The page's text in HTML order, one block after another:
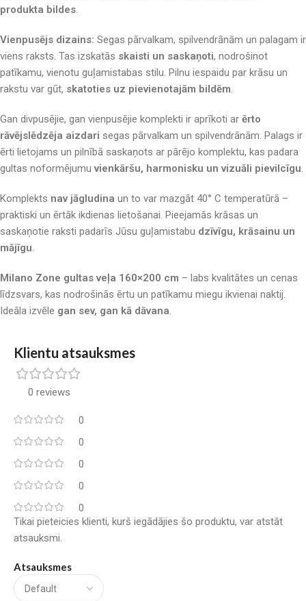
produkta bildes.
Vienpusējs dizains: Segas pārvalkam, spilvendrānām un palagam ir
viens raksts. Tas izskatās skaisti un saskaņoti, nodrošinot
patīkamu, vienotu guļamistabas stilu. Pilnu iespaidu par krāsu un
rakstu var gūt, skatoties uz pievienotajām bildēm.
Gan divpusējie, gan vienpusējie komplekti ir aprīkoti ar ērto
rāvējslēdzēja aizdari segas pārvalkam un spilvendrānām. Palags ir
ērti lietojams un pilnībā saskaņots ar pārējo komplektu, kas padara
gultas noformējumu vienkāršu, harmonisku un vizuāli pievilcīgu.
Komplekts nav jāgludina un to var mazgāt 40° C temperatūrā –
praktiski un ērtāk ikdienas lietošanai. Pieejamās krāsas un
saskaņotie raksti padarīs Jūsu guļamistabu dzīvīgu, krāsainu un
mājīgu.
Milano Zone gultas veļa 160×200 cm – labs kvalitātes un cenas
līdzsvars, kas nodrošinās ērtu un patīkamu miegu ikvienai naktij.
Ideāla izvēle gan sev, gan kā dāvana.
Klientu atsauksmes
0 reviews
0
0
0
0
0
Atsauksmes
Tikai pieteicies klienti, kurš iegādājies šo produktu, var atstāt
atsauksmi.